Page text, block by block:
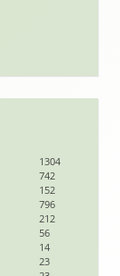
1304
742
152
796
212
56
14
23